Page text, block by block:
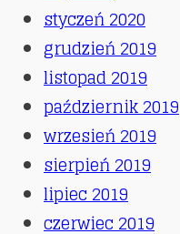
styczeń 2020
grudzień 2019
listopad 2019
październik 2019
wrzesień 2019
sierpień 2019
lipiec 2019
czerwiec 2019